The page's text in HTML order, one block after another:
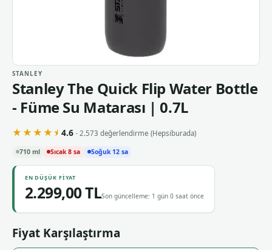
STANLEY
Stanley The Quick Flip Water Bottle
- Füme Su Matarası | 0.7L
★★★★⯨ 4.6 · 2.573 değerlendirme (Hepsiburada)
710 ml Sıcak 8 sa Soğuk 12 sa
EN DÜŞÜK FIYAT
2.299,00 TLSon güncelleme: 1 gün 0 saat önce
Fiyat Karşılaştırma